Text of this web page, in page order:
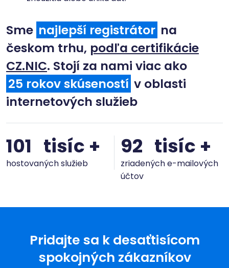
Sme najlepší registrátor na
českom trhu, podľa certifikácie
CZ.NIC. Stojí za nami viac ako
30 rokov skúseností v oblasti
internetových služieb
120 tisíc +
hostovaných služieb
110 tisíc +
zriadených e-mailových
účtov
Pridajte sa k desaťtisícom
spokojných zákazníkov